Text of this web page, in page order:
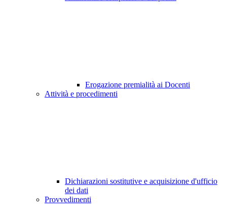
Erogazione premialità ai Docenti
Attività e procedimenti
Dichiarazioni sostitutive e acquisizione d'ufficio
dei dati
Provvedimenti